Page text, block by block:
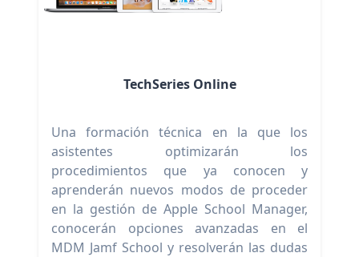
TechSeries Online
Una formación técnica en la que los
asistentes optimizarán los
procedimientos que ya conocen y
aprenderán nuevos modos de proceder
en la gestión de Apple School Manager,
conocerán opciones avanzadas en el
MDM Jamf School y resolverán las dudas